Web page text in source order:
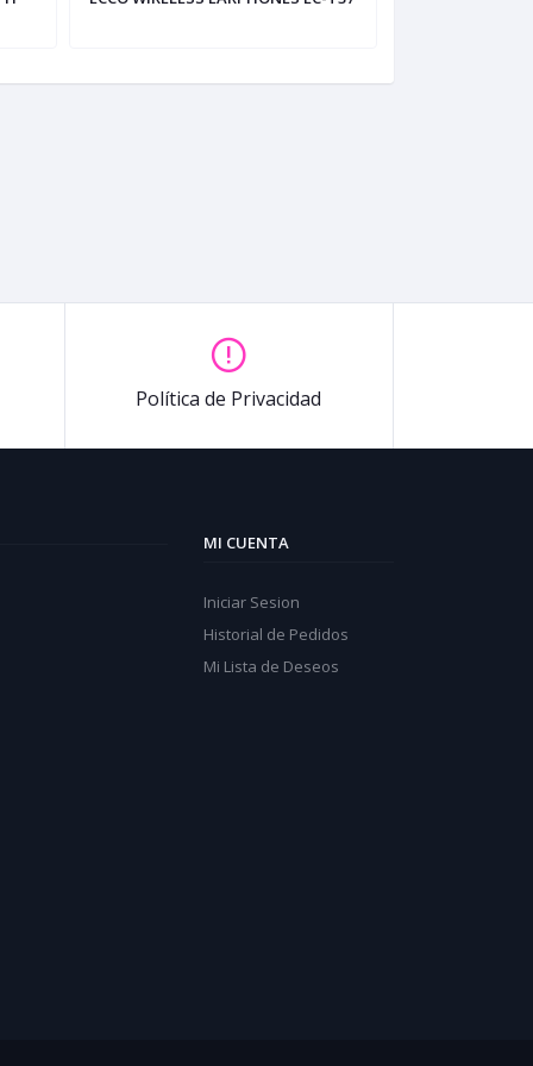
Política de Privacidad
MI CUENTA
Iniciar Sesion
Historial de Pedidos
Mi Lista de Deseos